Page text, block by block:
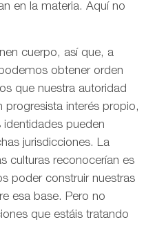
en la materia. Aquí no
cuerpo, así que, a
obtener orden
que nuestra autoridad
progresista interés propio,
pueden
jurisdicciones. La
culturas reconocerían es
poder construir nuestras
esa base. Pero no
que estáis tratando